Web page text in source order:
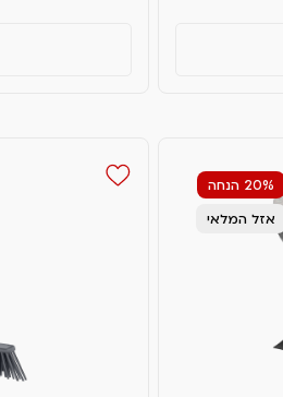
20% הנחה
אזל המלאי